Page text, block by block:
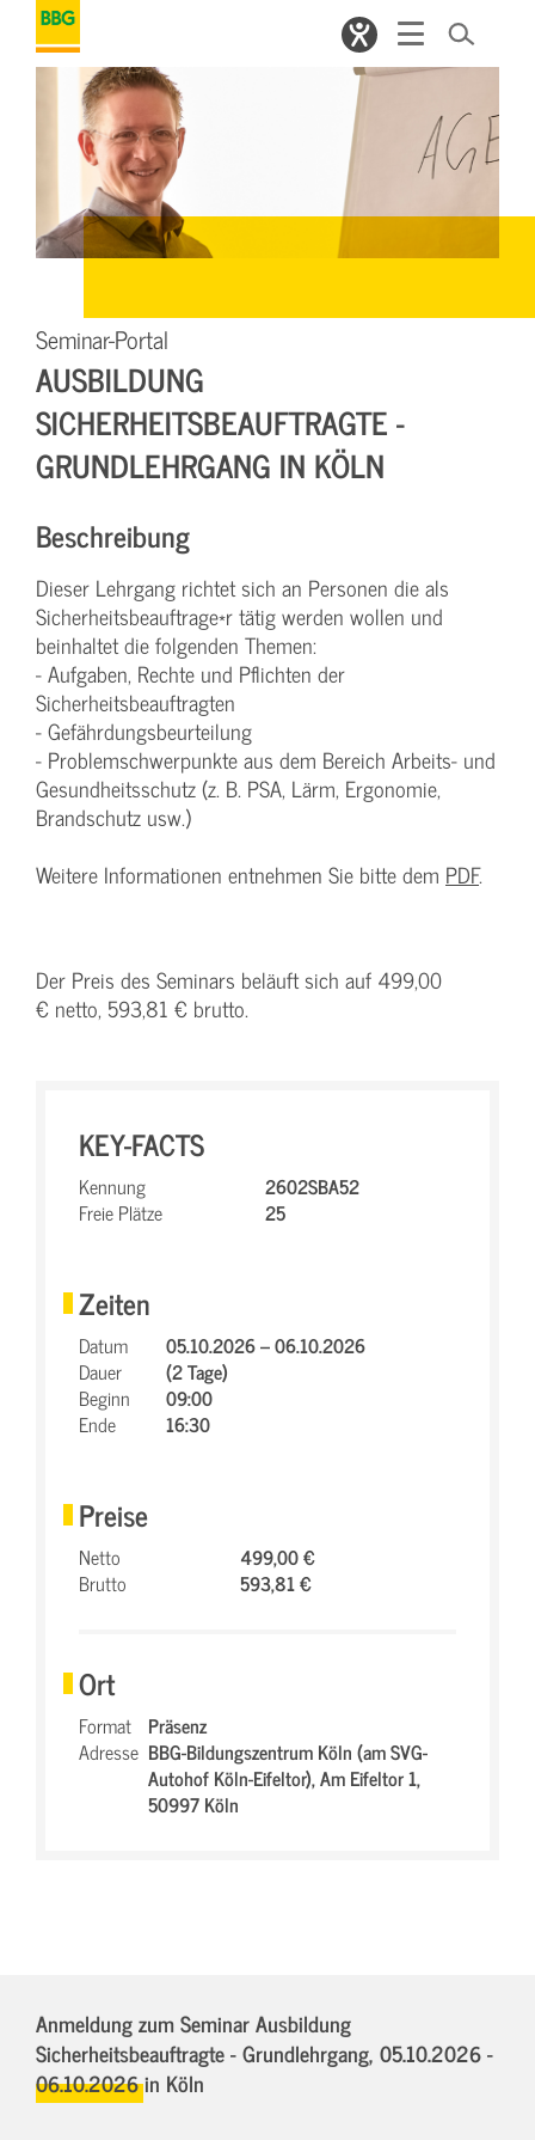
Seminar-Portal
AUSBILDUNG
SICHERHEITSBEAUFTRAGTE -
GRUNDLEHRGANG IN KÖLN
Beschreibung
Dieser Lehrgang richtet sich an Personen die als
Sicherheitsbeauftrage*r tätig werden wollen und
beinhaltet die folgenden Themen:
- Aufgaben, Rechte und Pflichten der
Sicherheitsbeauftragten
- Gefährdungsbeurteilung
- Problemschwerpunkte aus dem Bereich Arbeits- und
Gesundheitsschutz (z. B. PSA, Lärm, Ergonomie,
Brandschutz usw.)
Weitere Informationen entnehmen Sie bitte dem PDF.
Der Preis des Seminars beläuft sich auf 499,00
€ netto, 593,81 € brutto.
KEY-FACTS
Kennung
2602SBA52
Freie Plätze
25
Zeiten
Datum
05.10.2026 – 06.10.2026
Dauer
(2 Tage)
Beginn
09:00
Ende
16:30
Preise
Netto
499,00 €
Brutto
593,81 €
Ort
Format Präsenz
Adresse BBG-Bildungszentrum Köln (am SVG-
Autohof Köln-Eifeltor),Am Eifeltor 1,
50997 Köln
Anmeldung zum Seminar Ausbildung
Sicherheitsbeauftragte - Grundlehrgang, 05.10.2026 -
06.10.2026in Köln